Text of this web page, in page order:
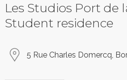
Les Studios Port de
Student residence
5 Rue Charles Domercq,